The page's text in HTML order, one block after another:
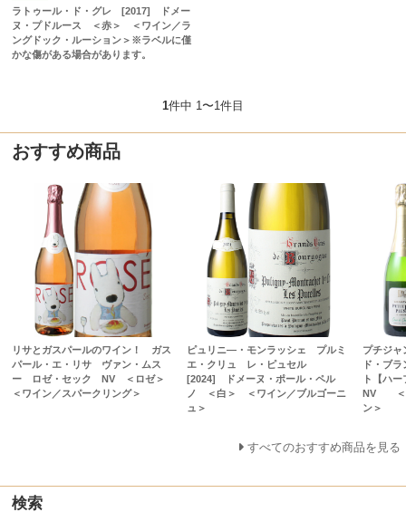
ラトゥール・ド・グレ [2017] ドメー
ヌ・プドルース ＜赤＞ ＜ワイン／ラ
ングドック・ルーション＞※ラベルに僅
かな傷がある場合があります。
1件中 1〜1件目
おすすめ商品
リサとガスパールのワイン！ ガス
パール・エ・リサ ヴァン・ムス
ー ロゼ・セック NV ＜ロゼ＞
＜ワイン／スパークリング＞
ピュリニ―・モンラッシェ プルミ
エ・クリュ レ・ピュセル
[2024] ドメーヌ・ポール・ペル
ノ ＜白＞ ＜ワイン／ブルゴーニ
ュ＞
プチジ
ド・ブ
ト【ハ
NV ＜
ン＞
すべてのおすすめ商品を見る
検索